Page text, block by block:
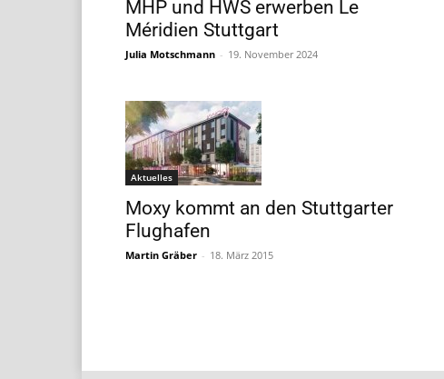
MHP und HWS erwerben Le
Méridien Stuttgart
Julia Motschmann - 19. November 2024
Aktuelles
Moxy kommt an den Stuttgarter
Flughafen
Martin Gräber - 18. März 2015